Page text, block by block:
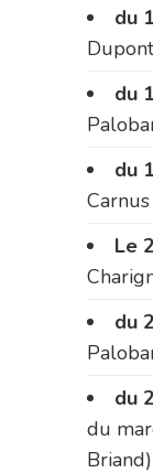
du
du
du
Le
du
du
du
Briand)